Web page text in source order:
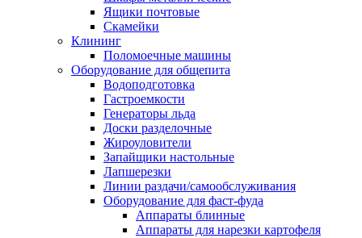
Ящики почтовые
Скамейки
Клининг
Поломоечные машины
Оборудование для общепита
Водоподготовка
Гастроемкости
Генераторы льда
Доски разделочные
Жироуловители
Запайщики настольные
Лапшерезки
Линии раздачи/самообслуживания
Оборудование для фаст-фуда
Аппараты блинные
Аппараты для нарезки картофеля